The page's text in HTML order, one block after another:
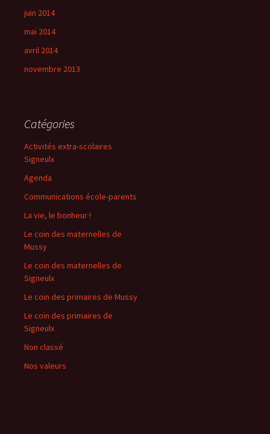
juin 2014
mai 2014
avril 2014
novembre 2013
Catégories
Activités extra-scolaires
Signeulx
Agenda
Communications école-parents
La vie, le bonheur !
Le coin des maternelles de
Mussy
Le coin des maternelles de
Signeulx
Le coin des primaires de Mussy
Le coin des primaires de
Signeulx
Non classé
Nos valeurs